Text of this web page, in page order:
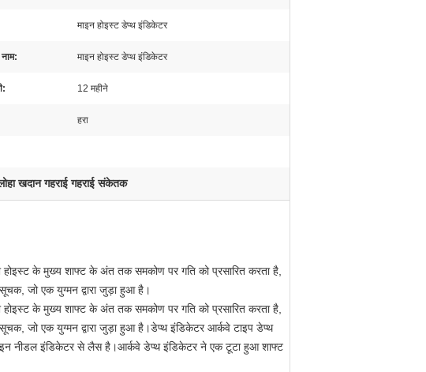
माइन होइस्ट डेप्थ इंडिकेटर
माइन होइस्ट डेप्थ इंडिकेटर
12 महीने
हरा
खदान गहराई गहराई संकेतक
होइस्ट के मुख्य शाफ्ट के अंत तक समकोण पर गति को प्रसारित करता है,
जो एक युग्मन द्वारा जुड़ा हुआ है।
होइस्ट के मुख्य शाफ्ट के अंत तक समकोण पर गति को प्रसारित करता है,
जो एक युग्मन द्वारा जुड़ा हुआ है।डेप्थ इंडिकेटर आर्कवे टाइप डेप्थ
नीडल इंडिकेटर से लैस है।आर्कवे डेप्थ इंडिकेटर ने एक टूटा हुआ शाफ्ट